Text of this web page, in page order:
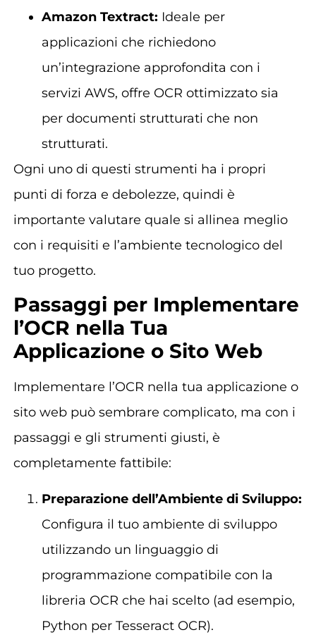
Amazon Textract: Ideale per
applicazioni che richiedono
un’integrazione approfondita con i
servizi AWS, offre OCR ottimizzato sia
per documenti strutturati che non
strutturati.
Ogni uno di questi strumenti ha i propri
punti di forza e debolezze, quindi è
importante valutare quale si allinea meglio
con i requisiti e l’ambiente tecnologico del
tuo progetto.
Passaggi per Implementare
l’OCR nella Tua
Applicazione o Sito Web
Implementare l’OCR nella tua applicazione o
sito web può sembrare complicato, ma con i
passaggi e gli strumenti giusti, è
completamente fattibile:
Preparazione dell’Ambiente di Sviluppo:
Configura il tuo ambiente di sviluppo
utilizzando un linguaggio di
programmazione compatibile con la
libreria OCR che hai scelto (ad esempio,
Python per Tesseract OCR).